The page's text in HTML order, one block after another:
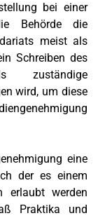
bei einer
Behörde die
meist als
Schreiben des
zuständige
wird, um diese
eine
der es einem
erlaubt werden
Praktika und